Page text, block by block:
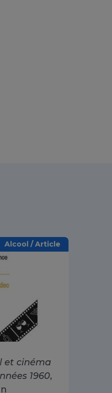
Alcool / Article
et cinéma
1960,